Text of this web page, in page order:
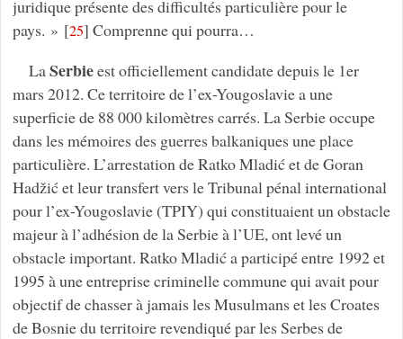
juridique présente des difficultés particulière pour le
pays. » [25] Comprenne qui pourra…
LaSerbieest officiellement candidate depuis le 1er
mars 2012. Ce territoire de l’ex-Yougoslavie a une
superficie de 88 000 kilomètres carrés. La Serbie occupe
dans les mémoires des guerres balkaniques une place
particulière. L’arrestation de Ratko Mladić et de Goran
Hadžić et leur transfert vers le Tribunal pénal international
pour l’ex-Yougoslavie (TPIY) qui constituaient un obstacle
majeur à l’adhésion de la Serbie à l’UE, ont levé un
obstacle important. Ratko Mladić a participé entre 1992 et
1995 à une entreprise criminelle commune qui avait pour
objectif de chasser à jamais les Musulmans et les Croates
de Bosnie du territoire revendiqué par les Serbes de